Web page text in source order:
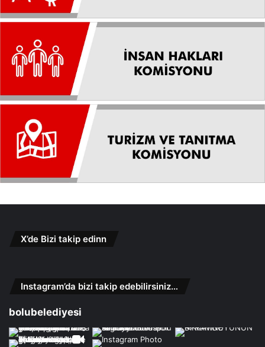
X’de Bizi takip edinn
Instagram’da bizi takip edebilirsiniz…
bolubelediyesi